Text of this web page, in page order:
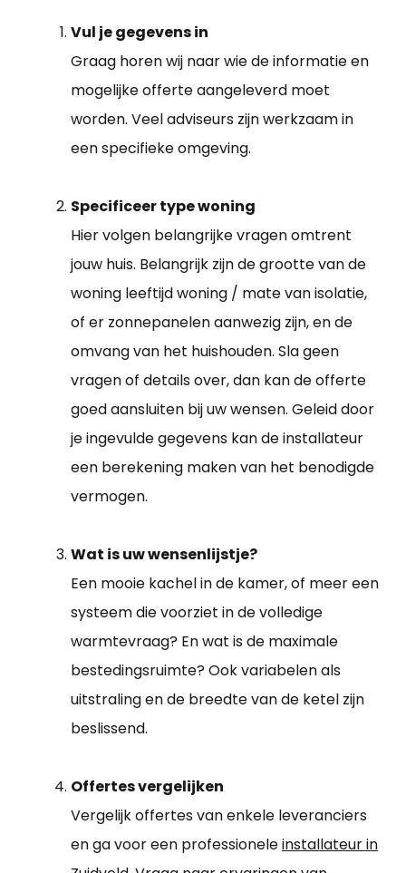
Vul je gegevens in
Graag horen wij naar wie de informatie en
mogelijke offerte aangeleverd moet
worden. Veel adviseurs zijn werkzaam in
een specifieke omgeving.
Specificeer type woning
Hier volgen belangrijke vragen omtrent
jouw huis. Belangrijk zijn de grootte van de
woning leeftijd woning / mate van isolatie,
of er zonnepanelen aanwezig zijn, en de
omvang van het huishouden. Sla geen
vragen of details over, dan kan de offerte
goed aansluiten bij uw wensen. Geleid door
je ingevulde gegevens kan de installateur
een berekening maken van het benodigde
vermogen.
Wat is uw wensenlijstje?
Een mooie kachel in de kamer, of meer een
systeem die voorziet in de volledige
warmtevraag? En wat is de maximale
bestedingsruimte? Ook variabelen als
uitstraling en de breedte van de ketel zijn
beslissend.
Offertes vergelijken
Vergelijk offertes van enkele leveranciers
en ga voor een professioneleinstallateur in